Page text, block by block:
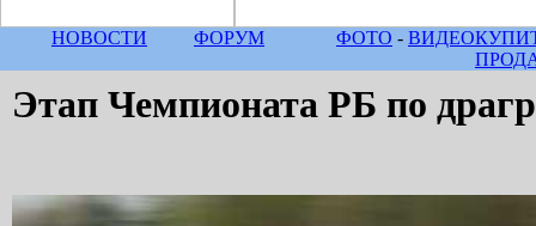
НОВОСТИ ФОРУМ ФОТО - ВИДЕО
Этап Чемпионата РБ по